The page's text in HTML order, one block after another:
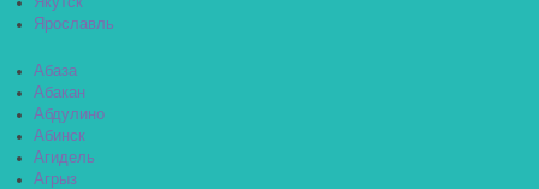
Ярославль
Абаза
Абакан
Абдулино
Абинск
Агидель
Агрыз